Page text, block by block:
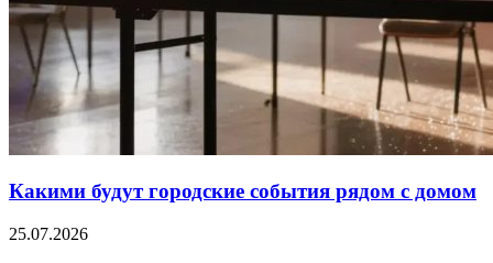
Какими будут городские события рядом с домом
25.07.2026